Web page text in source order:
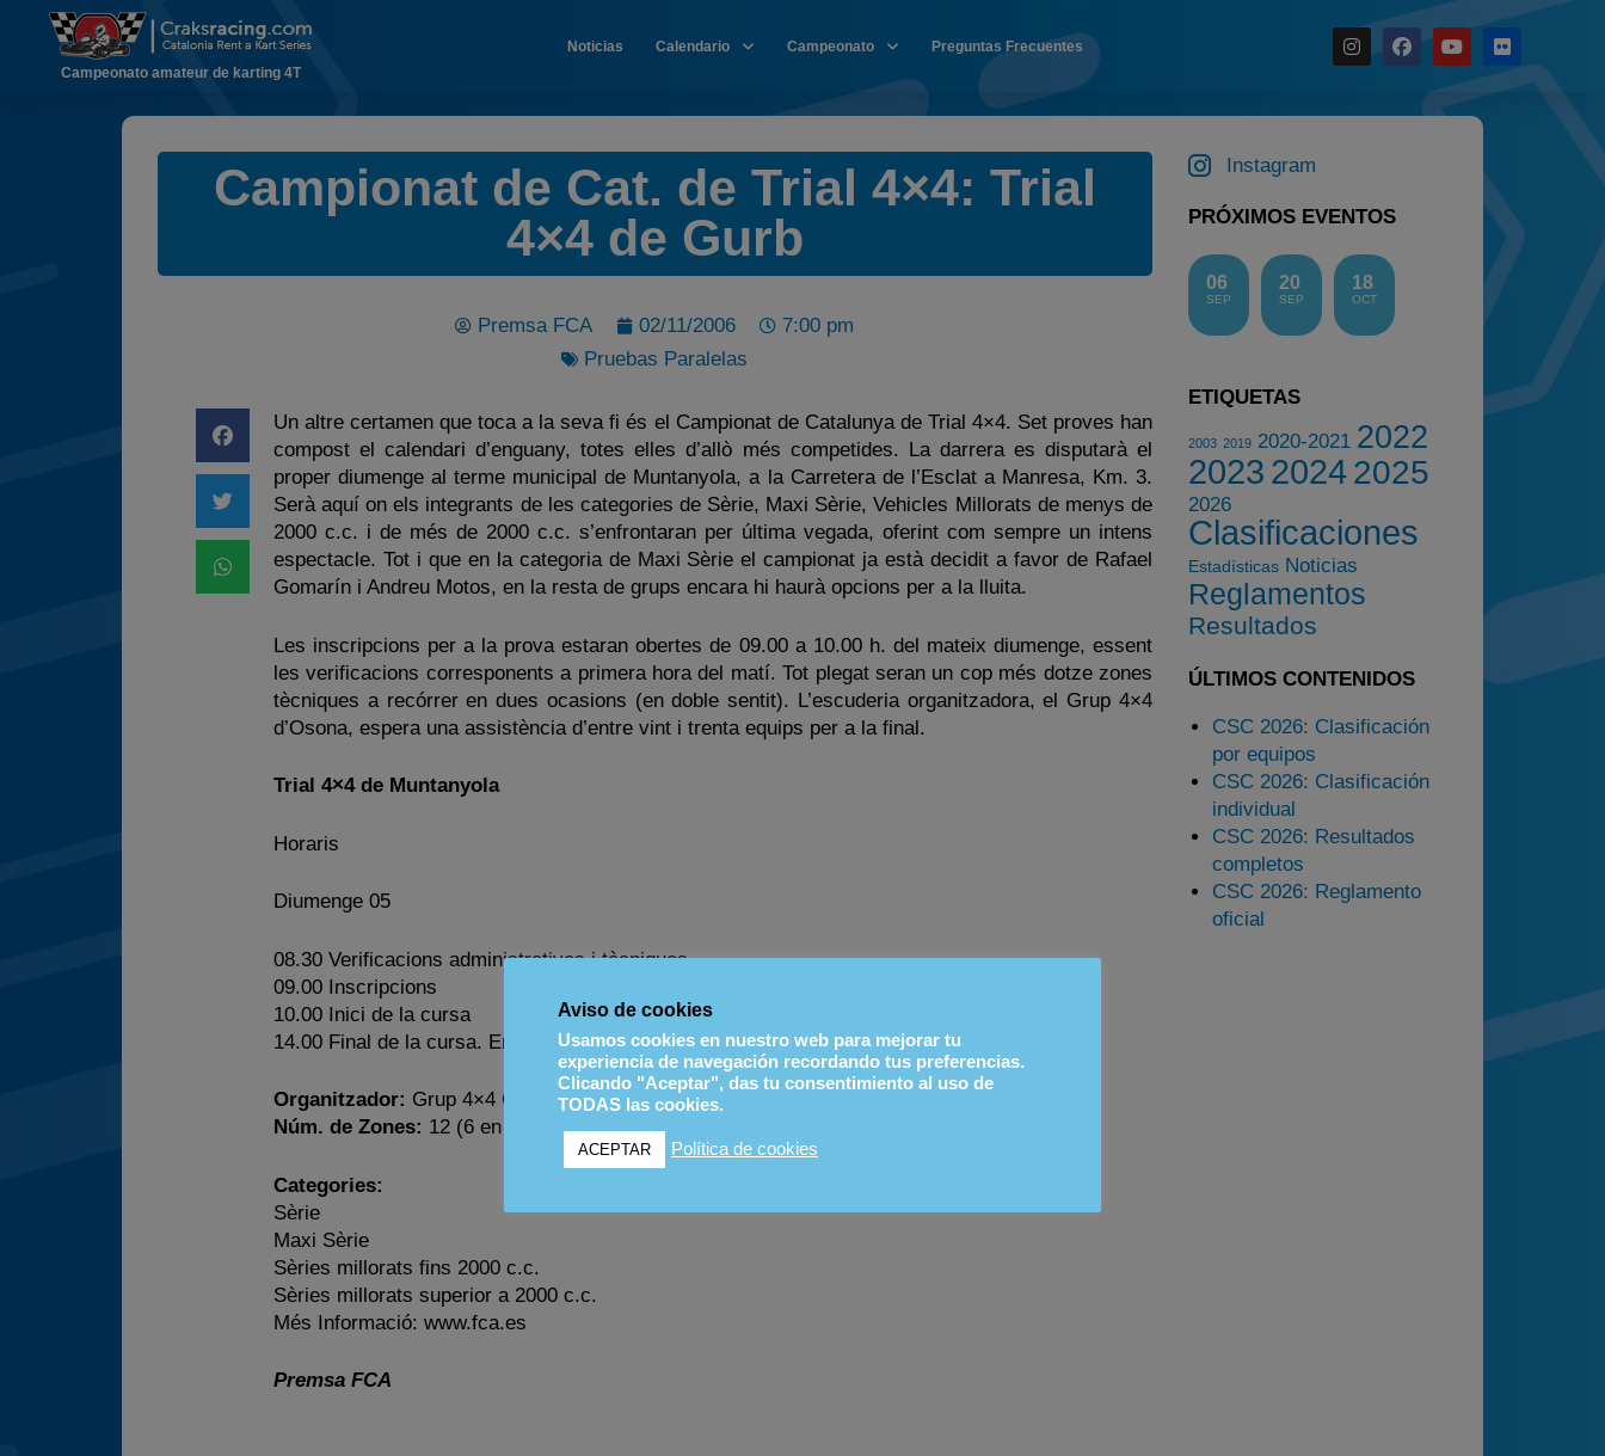
Noticias
Campeonato
2020-2021
Preguntas Frecuentes
Campeonato amateur de karting 4T
Noticias Calendario Campeonato Preguntas Frecuentes
Campionat de Cat. de Trial 4×4: Trial
4×4 de Gurb
Premsa FCA 02/11/2006
7:00 pm
Pruebas Paralelas
Un altre certamen que toca a la seva fi és el Campionat de Catalunya de Trial 4×4. Set proves han
compost el calendari d’enguany, totes elles d’allò més competides. La darrera es disputarà el
proper diumenge al terme municipal de Muntanyola, a la Carretera de l’Esclat a Manresa, Km. 3.
Serà aquí on els integrants de les categories de Sèrie, Maxi Sèrie, Vehicles Millorats de menys de
2000 c.c. i de més de 2000 c.c. s’enfrontaran per última vegada, oferint com sempre un intens
espectacle. Tot i que en la categoria de Maxi Sèrie el campionat ja està decidit a favor de Rafael
Gomarín i Andreu Motos, en la resta de grups encara hi haurà opcions per a la lluita.
Les inscripcions per a la prova estaran obertes de 09.00 a 10.00 h. del mateix diumenge, essent
les verificacions corresponents a primera hora del matí. Tot plegat seran un cop més dotze zones
tècniques a recórrer en dues ocasions (en doble sentit). L’escuderia organitzadora, el Grup 4×4
d’Osona, espera una assistència d’entre vint i trenta equips per a la final.
Trial 4×4 de Muntanyola
Horaris
Diumenge 05
08.30 Verificacions administratives i tècniques
09.00 Inscripcions
10.00 Inici de la cursa
14.00 Final de la cursa. Entrega de premis.
Organitzador: Grup 4×4 Osona. Tel.: 659 44 38 43
Núm. de Zones: 12 (6 en doble sentit)
Categories:
Sèrie
Maxi Sèrie
Sèries millorats fins 2000 c.c.
Sèries millorats superior a 2000 c.c.
Més Informació: www.fca.es
Premsa FCA
Instagram
PRÓXIMOS EVENTOS
06
SEP
20
SEP
18
OCT
ETIQUETAS
2003 2019 2020-2021 2022
2023 20242025
2026
Clasificaciones
Estadísticas Noticias
Reglamentos
Resultados
ÚLTIMOS CONTENIDOS
CSC 2026: Clasificación
por equipos
CSC 2026: Clasificación
individual
CSC 2026: Resultados
completos
CSC 2026: Reglamento
oficial
Aviso de cookies
Usamos cookies en nuestro web para mejorar tu
experiencia de navegación recordando tus preferencias.
Clicando "Aceptar", das tu consentimiento al uso de
TODAS las cookies.
ACEPTAR Política de cookies